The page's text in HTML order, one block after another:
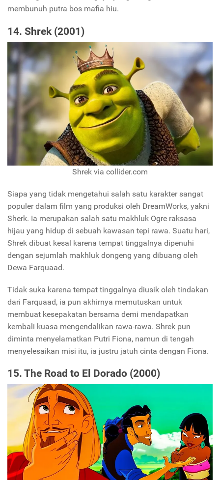
membunuh putra bos mafia hiu.
14. Shrek (2001)
Shrek via collider.com
Siapa yang tidak mengetahui salah satu karakter sangat
populer dalam film yang produksi oleh DreamWorks, yakni
Sherk. Ia merupakan salah satu makhluk Ogre raksasa
hijau yang hidup di sebuah kawasan tepi rawa. Suatu hari,
Shrek dibuat kesal karena tempat tinggalnya dipenuhi
dengan sejumlah makhluk dongeng yang dibuang oleh
Dewa Farquaad.
Tidak suka karena tempat tinggalnya diusik oleh tindakan
dari Farquaad, ia pun akhirnya memutuskan untuk
membuat kesepakatan bersama demi mendapatkan
kembali kuasa mengendalikan rawa-rawa. Shrek pun
diminta menyelamatkan Putri Fiona, namun di tengah
menyelesaikan misi itu, ia justru jatuh cinta dengan Fiona.
15. The Road to El Dorado (2000)